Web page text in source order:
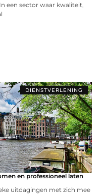
een sector waar kwaliteit,
DIENSTVERLENING
en professioneel laten
uitdagingen met zich mee